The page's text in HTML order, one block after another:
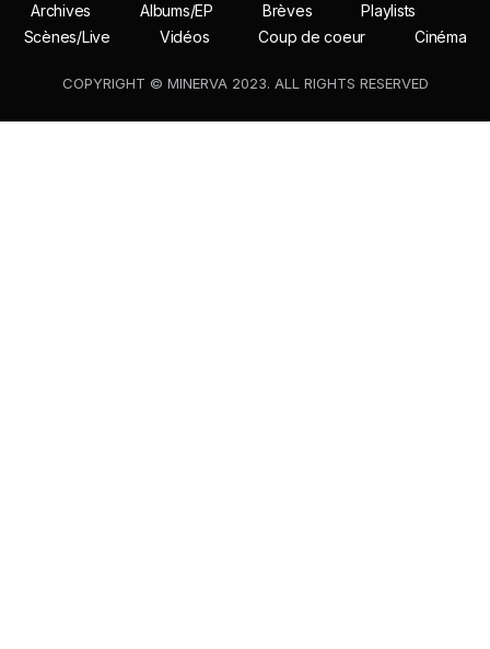
Archives Albums/EP Brèves
Playlists
Scènes/Live
Vidéos Coup de coeur Cinéma
COPYRIGHT © MINERVA 2023. ALL RIGHTS RESERVED